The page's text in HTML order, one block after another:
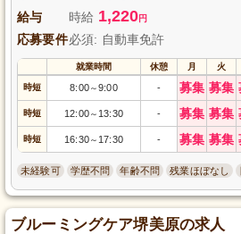
給与 時給 1,220円
応募要件必須: 自動車免許
就業時間 休憩 月 火
時短 8:00～9:00 - 募集 募集
時短 12:00～ 13:30 - 募集 募集
時短 16:30～ 17:30 - 募集 募集
未経験可 学歴不問 年齢不問 残業ほぼなし
ブルーミングケア堺美原の求人